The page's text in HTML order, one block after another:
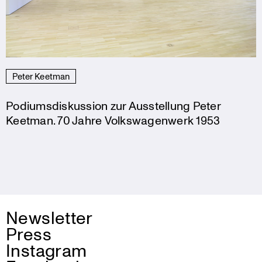
Peter Keetman
Podiumsdiskussion zur Ausstellung Peter
Keetman. 70 Jahre Volkswagenwerk 1953
Newsletter
Press
Instagram